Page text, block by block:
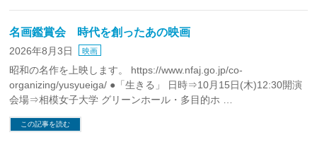
名画鑑賞会 時代を創ったあの映画
2026年8月3日 映画
昭和の名作を上映します。 https://www.nfaj.go.jp/co-
organizing/yusyueiga/ ●「生きる」 日時⇒10月15日(木)12:30開演
会場⇒相模女子大学 グリーンホール・多目的ホ …
この記事を読む